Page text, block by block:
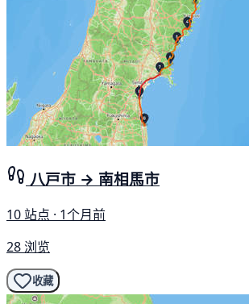
八戸市 → 南相馬市
10 站点 · 1个月前
28 浏览
收藏